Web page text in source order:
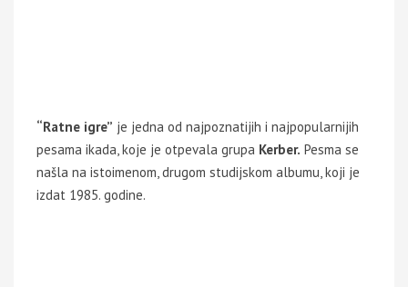
“Ratne igre” je jedna od najpoznatijih i najpopularnijih
pesama ikada, koje je otpevala grupa Kerber. Pesma se
našla na istoimenom, drugom studijskom albumu, koji je
izdat 1985. godine.